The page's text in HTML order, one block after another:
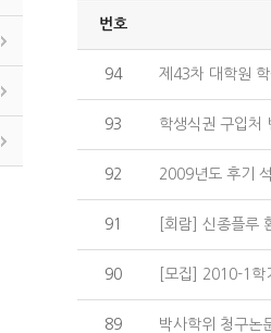
번호
94 제43차 대학원
93 학생식권 구입처
92 2009년도 후기
91 [회람] 신종플루
90 [모집] 2010-1학
89 박사학위 청구논